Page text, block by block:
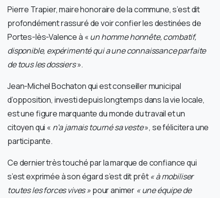
Pierre Trapier, maire honoraire de la commune, s’est dit
profondément rassuré de voir confier les destinées de
Portes-lès-Valence à «un homme honnête, combatif,
disponible, expérimenté qui a une connaissance parfaite
de tous les dossiers».
Jean-Michel Bochaton qui est conseiller municipal
d’opposition, investi depuis longtemps dans la vie locale,
est une figure marquante du monde du travail et un
citoyen qui « n’a jamais tourné sa veste», se félicitera une
participante.
Ce dernier très touché par la marque de confiance qui
s’est exprimée à son égard s’est dit prêt« à mobiliser
toutes les forces vives »pour animer « une équipe de